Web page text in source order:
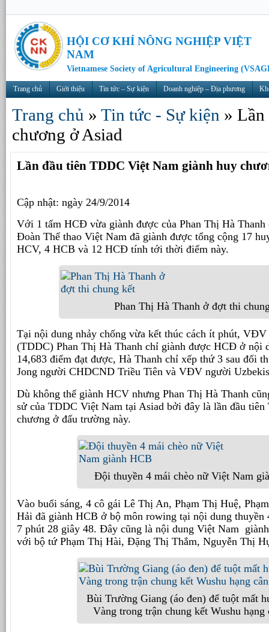
HỘI CƠ KHÍ NÔNG NGHIỆP VIỆT
NAM
Vietnamese Society of Agricultural Engineering
Trang chủ Giới thiệu Tin tức – Sự kiện Doanh nghiệp – Địa phương
Trang chủ » Tin tức - Sự kiện » Lần
chương ở Asiad
Lần đầu tiên TDDC Việt Nam giành huy
Cập nhật: ngày 24/9/2014
Với 1 tấm HCĐ vừa giành được của Phan Thị Hà Thanh
Đoàn Thể thao Việt Nam đã giành được tổng cộng 17
HCV, 4 HCB và 12 HCĐ tính tới thời điểm này.
Phan Thị Hà Thanh ở đợt thi
Tại nội dung nhảy chống vừa kết thúc cách ít phút, VĐV
(TDDC) Phan Thị Hà Thanh chỉ giành được HCĐ ở nội
14,683 điểm đạt được, Hà Thanh chỉ xếp thứ 3 sau đối
Jong người CHDCND Triều Tiên và VĐV người
Dù không thể giành HCV nhưng Phan Thị Hà Thanh
sử của TDDC Việt Nam tại Asiad bởi đây là lần đầu
chương ở đấu trường này.
Đội thuyền 4 mái chèo nữ Việt Nam
Vào buổi sáng, 4 cô gái Lê Thị An, Phạm Thị Huệ,
Hải đã giành HCB ở bộ môn rowing tại nội dung thuyền
7 phút 28 giây 48. Đây cũng là nội dung Việt Nam
với bộ tứ Phạm Thị Hài, Đặng Thị Thắm, Nguyễn Thị
Bùi Trường Giang (áo đen) để tuột mất
Vàng trong trận chung kết Wushu hạng